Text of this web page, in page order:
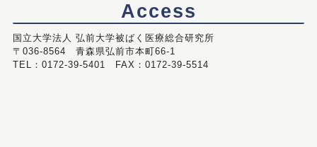
Access
国立大学法人 弘前大学被ばく医療総合研究所
〒036-8564 青森県弘前市本町66-1
TEL：0172-39-5401 FAX：0172-39-5514